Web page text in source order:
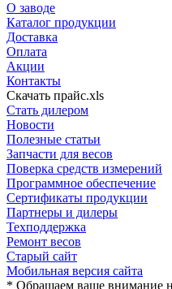
О заводе
Каталог продукции
Доставка
Оплата
Акции
Контакты
Скачать прайс.xls
Стать дилером
Новости
Полезные статьи
Запчасти для весов
Поверка средств измерений
Программное обеспечение
Сертификаты продукции
Партнеры и дилеры
Техподдержка
Ремонт весов
Старый сайт
Мобильная версия сайта
* Обращаем ваше внимание